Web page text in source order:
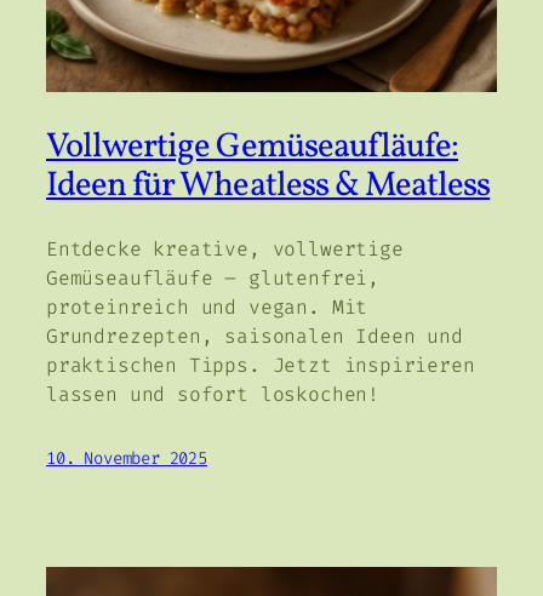
Vollwertige Gemüseaufläufe:
Ideen für Wheatless & Meatless
Entdecke kreative, vollwertige
Gemüseaufläufe – glutenfrei,
proteinreich und vegan. Mit
Grundrezepten, saisonalen Ideen und
praktischen Tipps. Jetzt inspirieren
lassen und sofort loskochen!
10. November 2025